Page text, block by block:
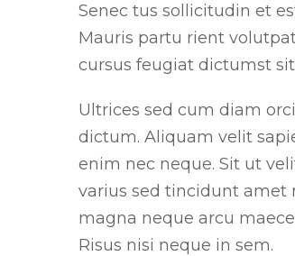
Senec tus sollicitudin et
Mauris partu rient
cursus feugiat dictumst
Ultrices sed cum diam
dictum. Aliquam velit
enim nec neque. Sit ut
varius sed tincidunt amet
magna neque arcu
Risus nisi neque in sem.